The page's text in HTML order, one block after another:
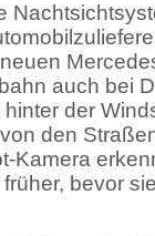
auch bei
der
den
Kamera
bevor